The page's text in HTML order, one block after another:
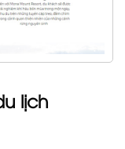
lịch